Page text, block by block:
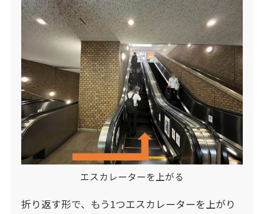
エスカレーターを上がる
折り返す形で、もう1つエスカレーターを上がり